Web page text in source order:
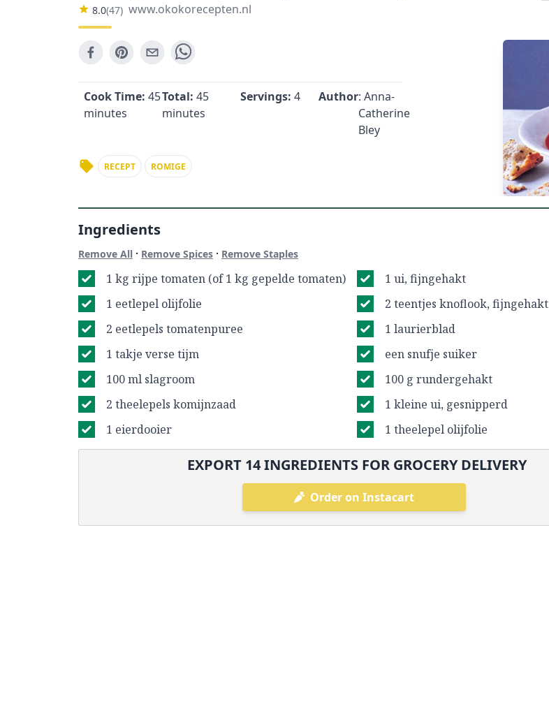
8.0(47) www.okokorecepten.nl
Cook Time: 45
minutes
Total: 45
minutes
Servings: 4 Author: Anna-
Catherine
Bley
RECEPT ROMIGE
Ingredients
Remove All · Remove Spices · Remove Staples
1 kg rijpe tomaten (of 1 kg gepelde tomaten)
1 ui, fijngehakt
1 eetlepel olijfolie
2 teentjes knoflook, fijngehakt
2 eetlepels tomatenpuree
1 laurierblad
1 takje verse tijm
een snufje suiker
100 ml slagroom
100 g rundergehakt
2 theelepels komijnzaad
1 kleine ui, gesnipperd
1 eierdooier
1 theelepel olijfolie
EXPORT 14INGREDIENTS FOR GROCERY DELIVERY
Order on Instacart